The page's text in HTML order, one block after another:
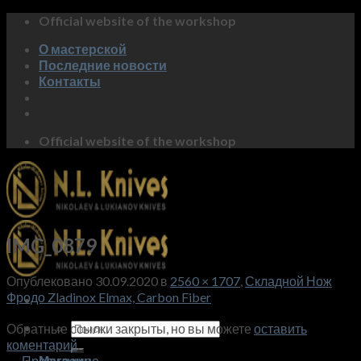
Skip
content
Official website of the workshop
О мастерской
Последние новости
Контакты
Official website of the workshop
Искать:
IMG_0879
Опублековано 30.09.2020 в 2560 × 1707, Складной Нож
Фродо Zladinox Elmax, Carbon Fiber
Обратные ссылки закрыты, но вы можете оставить
коментарий.